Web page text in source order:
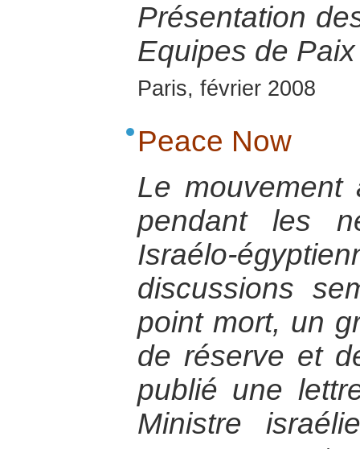
Présentation
Equipes de
Paris, février 2008
Peace Now
Le
pendant les
Israélo-
discussions
point mort, un
de réserve et
publié une
Ministre